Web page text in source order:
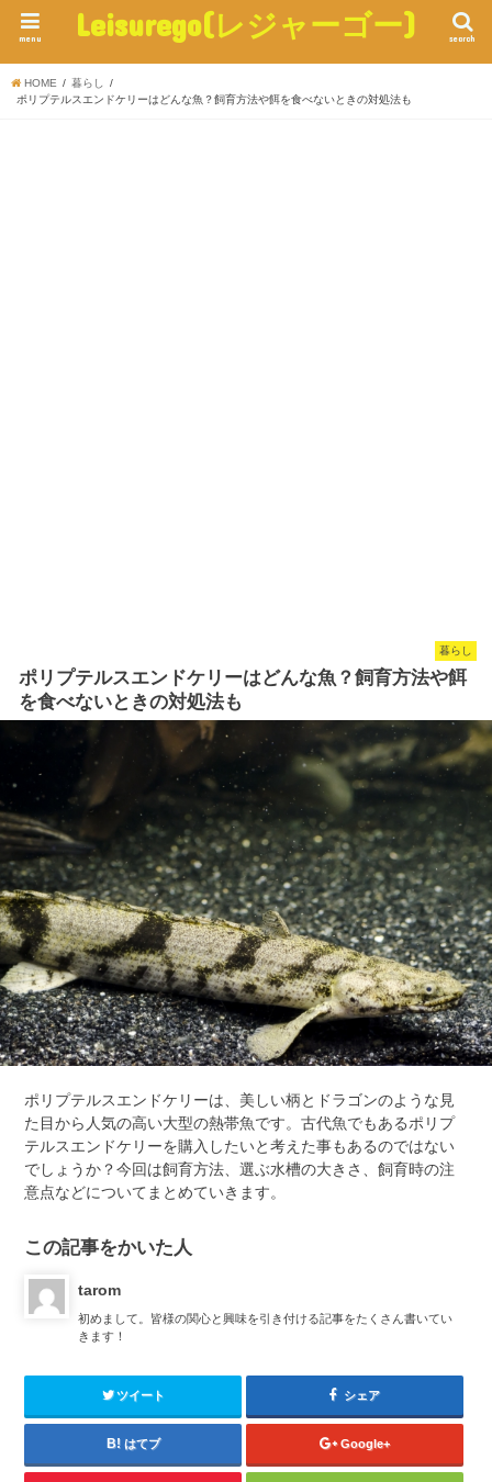
Leisurego(レジャーゴー) search
menu
HOME
暮らし
ポリプテルスエンドケリーはどんな魚？飼育方法や餌を食べないときの対処法も
暮らし
ポリプテルスエンドケリーはどんな魚？飼育方法や餌
を食べないときの対処法も
ポリプテルスエンドケリーは、美しい柄とドラゴンのような見
た目から人気の高い大型の熱帯魚です。古代魚でもあるポリプ
テルスエンドケリーを購入したいと考えた事もあるのではない
でしょうか？今回は飼育方法、選ぶ水槽の大きさ、飼育時の注
意点などについてまとめていきます。
この記事をかいた人
tarom
初めまして。皆様の関心と興味を引き付ける記事をたくさん書いてい
きます！
ツイート シェア
はてブ Google+